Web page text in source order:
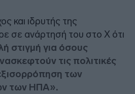
και ιδρυτής της
σε ανάρτησή του στο Χ ότι
στιγμή για όσους
τις πολιτικές
των
των ΗΠΑ».